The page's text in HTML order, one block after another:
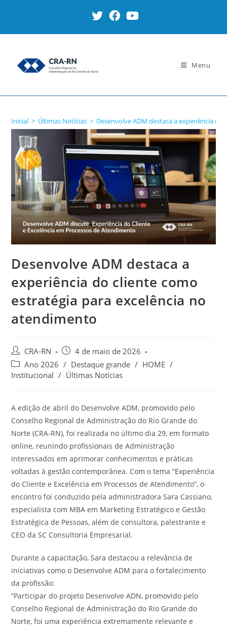
Menu
Inicial > Últimas Notícias > Desenvolve ADM destaca a experiência
Desenvolve ADM destaca a
experiência do cliente como
estratégia para excelência no
atendimento
Autor
do
post:
CRA-RN
Post
publicado:
4 de maio de 2026
Categoria
do
Ano 2026 / Destaque grande / HOME /
Institucional / Últimas Notícias
A edição de abril do Desenvolve ADM, promovido pelo
Conselho Regional de Administração do Rio Grande do
Norte (CRA-RN), foi realizada no último dia 29, em formato
online, reunindo profissionais de Administração
interessados em aprimorar conhecimentos e práticas
voltadas à gestão contemporânea. Com o tema “Experiência
do Cliente e Excelência em Processos de Atendimento”, o
encontro foi conduzido pela administradora Sara Cassiano,
especialista com MBA em Marketing Estratégico e Gestão
Estratégica de Pessoas, além de consultora, palestrante e
CEO da SC Consultoria Empresarial.
Durante a capacitação, Sara destacou a relevância de
iniciativas como o Desenvolve ADM para o fortalecimento
da profissão:
“Participar do projeto Desenvolve ADN, promovido pelo
Conselho Regional de Administração do Rio Grande do
Norte, foi uma experiência extremamente relevante e